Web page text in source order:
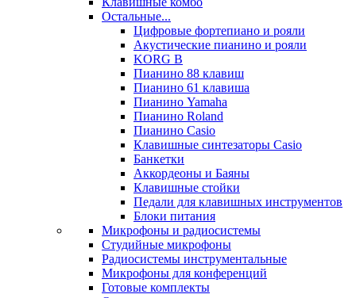
Остальные...
Цифровые фортепиано и рояли
Акустические пианино и рояли
KORG B
Пианино 88 клавиш
Пианино 61 клавиша
Пианино Yamaha
Пианино Roland
Пианино Casio
Клавишные синтезаторы Casio
Банкетки
Аккордеоны и Баяны
Клавишные стойки
Педали для клавишных инструментов
Блоки питания
Микрофоны и радиосистемы
Студийные микрофоны
Радиосистемы инструментальные
Микрофоны для конференций
Готовые комплекты